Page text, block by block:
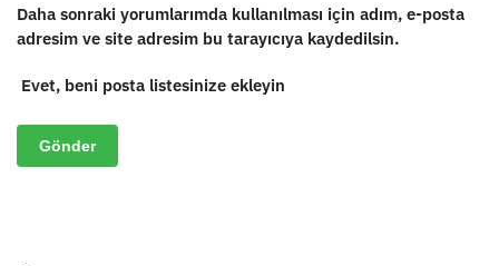
Daha sonraki yorumlarımda kullanılması için adım, e-posta
adresim ve site adresim bu tarayıcıya kaydedilsin.
Evet, beni posta listesinize ekleyin